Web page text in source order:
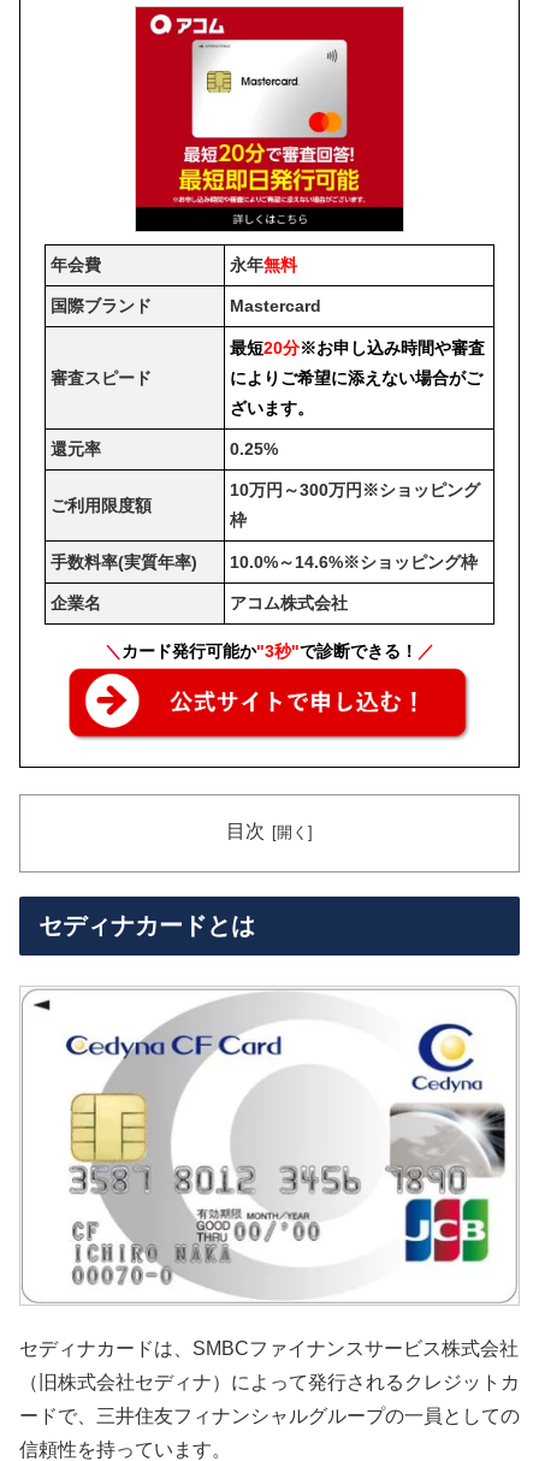
年会費 永年無料
国際ブランド Mastercard
審査スピード
最短20分※お申し込み時間や審査
によりご希望に添えない場合がご
ざいます。
還元率 0.25%
ご利用限度額
10万円～300万円※ショッピング
枠
手数料率(実質年率) 10.0%～14.6%※ショッピング枠
企業名 アコム株式会社
＼ カード発行可能か"3秒"で診断できる！ ／
目次
セディナカードとは
セディナカードは、SMBCファイナンスサービス株式会社
（旧株式会社セディナ）によって発行されるクレジットカ
ードで、三井住友フィナンシャルグループの一員としての
信頼性を持っています。